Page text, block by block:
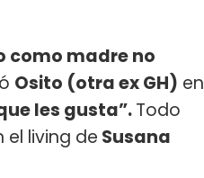
como madre no
Osito (otra ex GH) en
les gusta”.Todo
el living de Susana